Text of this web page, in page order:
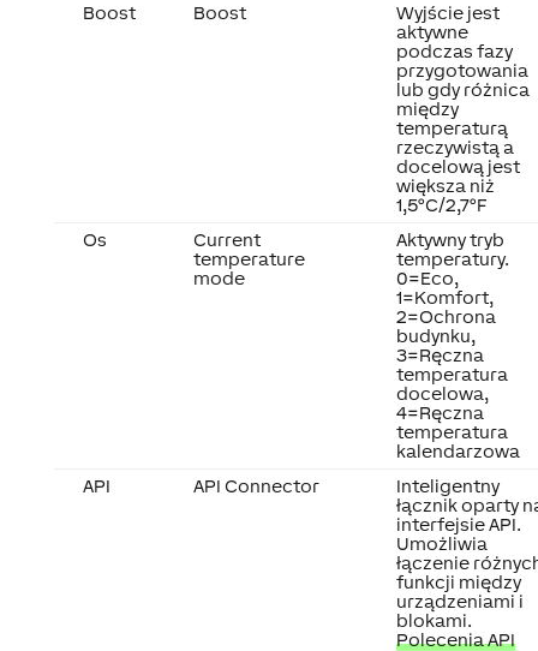
Boost
Boost
Wyjście jest
aktywne
podczas fazy
przygotowania
lub gdy różnica
między
temperaturą
rzeczywistą a
docelową jest
większa niż
1,5°C/2,7°F
Os
Current
temperature
mode
Aktywny tryb
temperatury.
0=Eco,
1=Komfort,
2=Ochrona
budynku,
3=Ręczna
temperatura
docelowa,
4=Ręczna
temperatura
kalendarzowa
API
API Connector
Inteligentny
łącznik oparty
interfejsie API.
Umożliwia
łączenie
funkcji między
urządzeniami i
blokami.
Polecenia API